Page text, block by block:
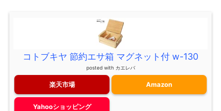
コトブキヤ 節約エサ箱 マグネット付 w-130
posted with カエレバ
楽天市場 Amazon
Yahooショッピング